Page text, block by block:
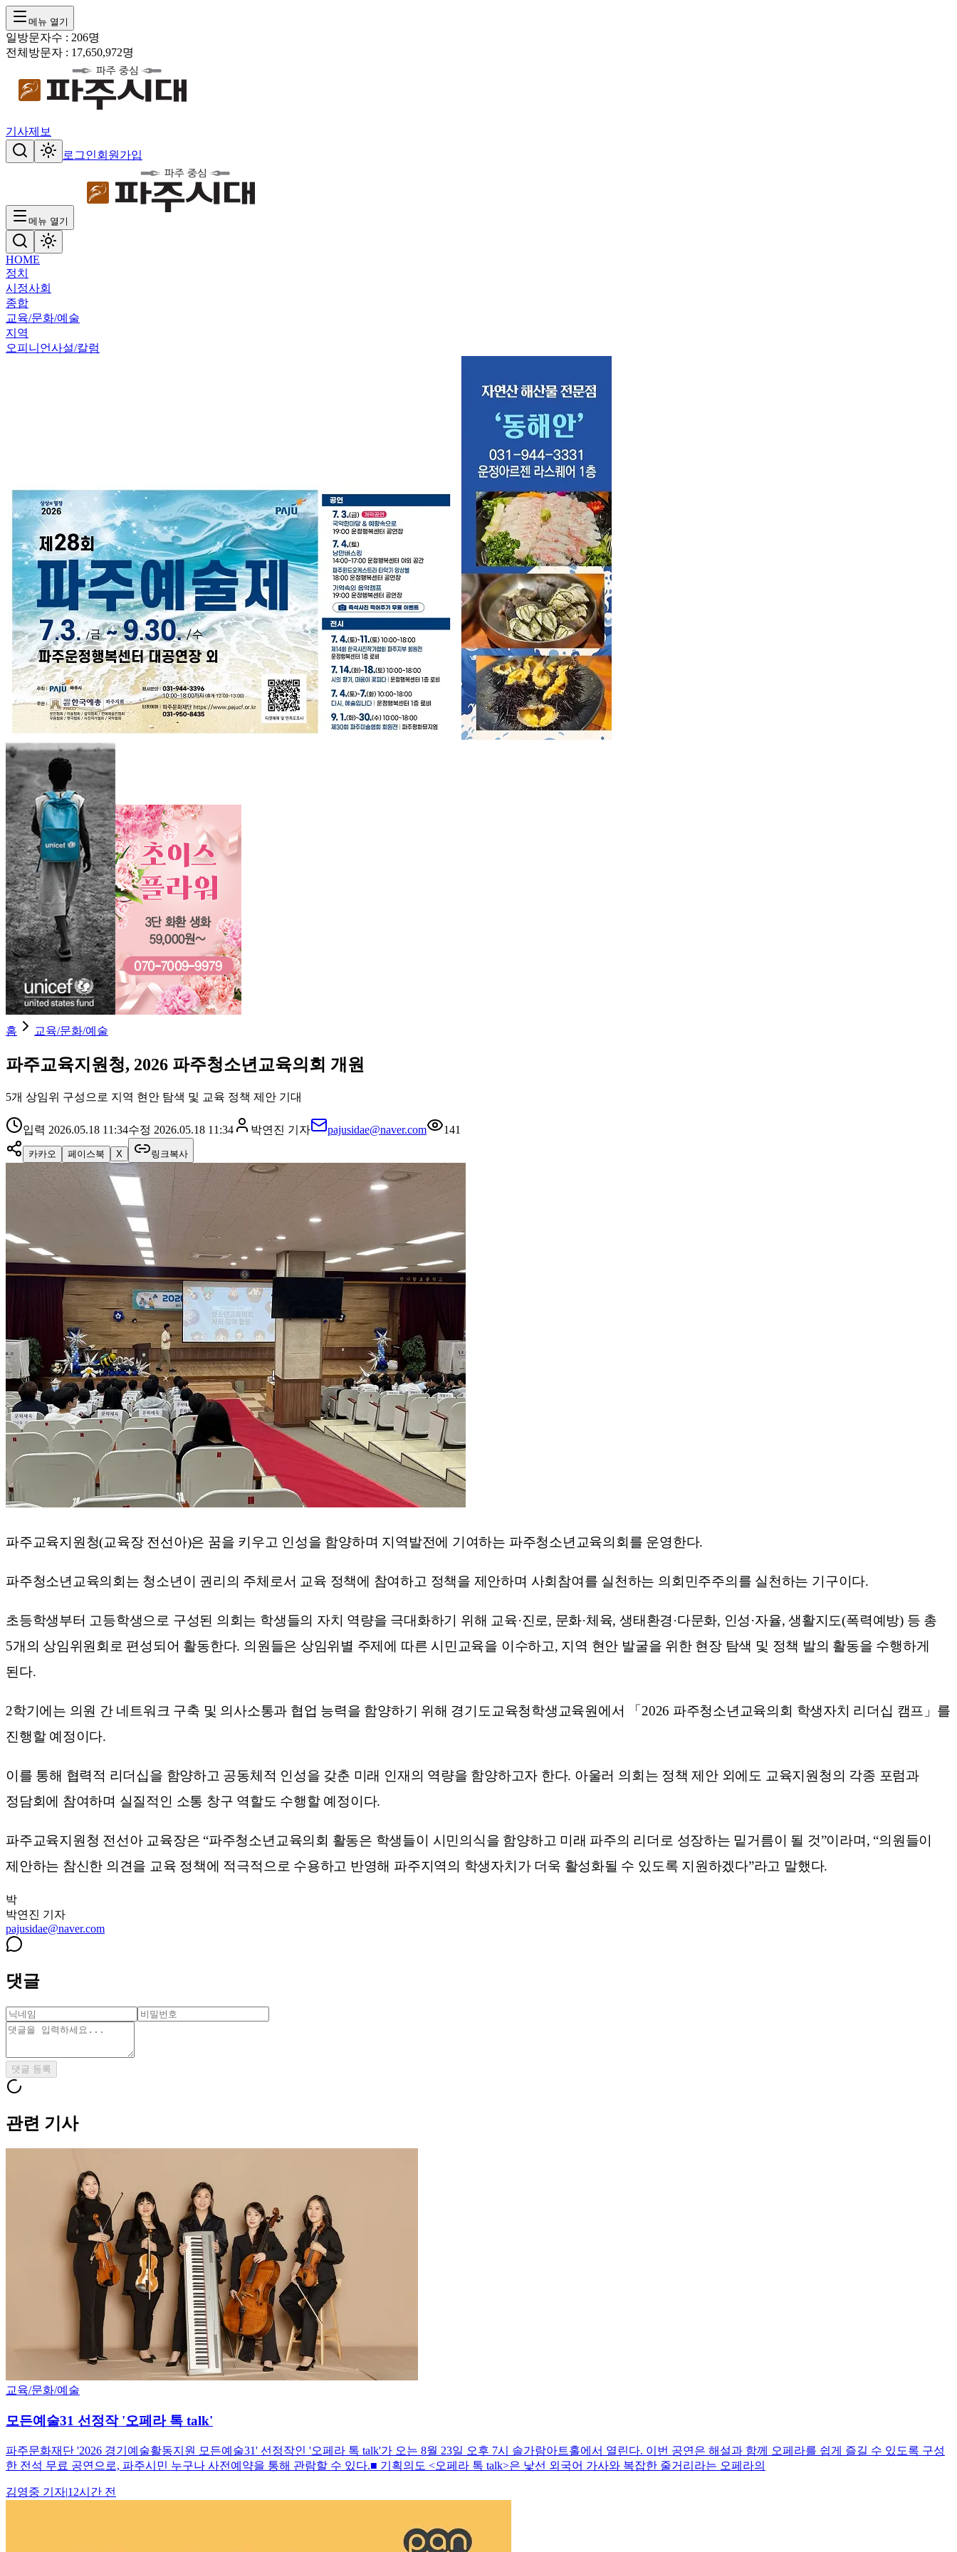
메뉴 열기
일방문자수 : 206명
전체방문자 : 17,650,972명
기사제보
로그인회원가입
메뉴 열기
HOME
정치
시정사회
종합
교육/문화/예술
지역
오피니언사설/칼럼
홈 교육/문화/예술
파주교육지원청, 2026 파주청소년교육의회 개원
5개 상임위 구성으로 지역 현안 탐색 및 교육 정책 제안 기대
입력 2026.05.18 11:34수정 2026.05.18 11:34 박연진 기자 pajusidae@naver.com 141
카카오 페이스북 X 링크복사
파주교육지원청(교육장 전선아)은 꿈을 키우고 인성을 함양하며 지역발전에 기여하는 파주청소년교육의회를 운영한다.
파주청소년교육의회는 청소년이 권리의 주체로서 교육 정책에 참여하고 정책을 제안하며 사회참여를 실천하는 의회민주주의를 실천하는 기구이다.
초등학생부터 고등학생으로 구성된 의회는 학생들의 자치 역량을 극대화하기 위해 교육·진로, 문화·체육, 생태환경·다문화, 인성·자율, 생활지도(폭력예방) 등 총
5개의 상임위원회로 편성되어 활동한다. 의원들은 상임위별 주제에 따른 시민교육을 이수하고, 지역 현안 발굴을 위한 현장 탐색 및 정책 발의 활동을 수행하게
된다.
2학기에는 의원 간 네트워크 구축 및 의사소통과 협업 능력을 함양하기 위해 경기도교육청학생교육원에서 「2026 파주청소년교육의회 학생자치 리더십 캠프」를
진행할 예정이다.
이를 통해 협력적 리더십을 함양하고 공동체적 인성을 갖춘 미래 인재의 역량을 함양하고자 한다. 아울러 의회는 정책 제안 외에도 교육지원청의 각종 포럼과
정담회에 참여하며 실질적인 소통 창구 역할도 수행할 예정이다.
파주교육지원청 전선아 교육장은 “파주청소년교육의회 활동은 학생들이 시민의식을 함양하고 미래 파주의 리더로 성장하는 밑거름이 될 것”이라며, “의원들이
제안하는 참신한 의견을 교육 정책에 적극적으로 수용하고 반영해 파주지역의 학생자치가 더욱 활성화될 수 있도록 지원하겠다”라고 말했다.
박
박연진 기자
pajusidae@naver.com
댓글
댓글 등록
관련 기사
교육/문화/예술
모든예술31 선정작 '오페라 톡 talk'
파주문화재단 '2026 경기예술활동지원 모든예술31' 선정작인 '오페라 톡 talk'가 오는 8월 23일 오후 7시 솔가람아트홀에서 열린다. 이번 공연은 해설과 함께 오페라를 쉽게 즐길 수 있도록 구성
한 전석 무료 공연으로, 파주시민 누구나 사전예약을 통해 관람할 수 있다.■ 기획의도 <오페라 톡 talk>은 낯선 외국어 가사와 복잡한 줄거리라는 오페라의
김영중 기자|12시간 전